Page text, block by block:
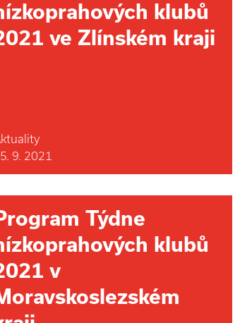
klubů
ve Zlínském kraji
9. 2021
Týdne
klubů
v